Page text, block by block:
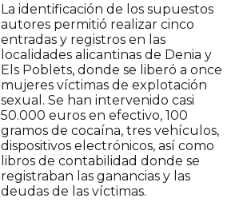
La identificación de los supuestos
autores permitió realizar cinco
entradas y registros en las
localidades alicantinas de Denia y
Els Poblets, donde se liberó a once
mujeres víctimas de explotación
sexual. Se han intervenido casi
50.000 euros en efectivo, 100
gramos de cocaína, tres vehículos,
dispositivos electrónicos, así como
libros de contabilidad donde se
registraban las ganancias y las
deudas de las víctimas.